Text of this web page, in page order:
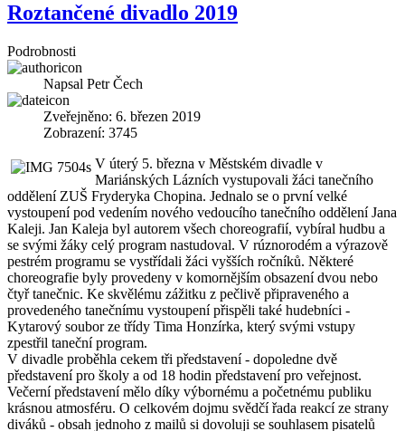
Roztančené divadlo 2019
Podrobnosti
Napsal Petr Čech
Zveřejněno: 6. březen 2019
Zobrazení: 3745
V úterý 5. března v Městském divadle v
Mariánských Lázních vystupovali žáci tanečního
oddělení ZUŠ Fryderyka Chopina. Jednalo se o první velké
vystoupení pod vedením nového vedoucího tanečního oddělení Jana
Kaleji. Jan Kaleja byl autorem všech choreografií, vybíral hudbu a
se svými žáky celý program nastudoval. V rúznorodém a výrazově
pestrém programu se vystřídali žáci vyšších ročníků. Některé
choreografie byly provedeny v komornějším obsazení dvou nebo
čtyř tanečnic. Ke skvělému zážitku z pečlivě připraveného a
provedeného tanečnímu vystoupení přispěli také hudebníci -
Kytarový soubor ze třídy Tima Honzírka, který svými vstupy
zpestřil taneční program.
V divadle proběhla cekem tři představení - dopoledne dvě
představení pro školy a od 18 hodin představení pro veřejnost.
Večerní představení mělo díky výbornému a početnému publiku
krásnou atmosféru. O celkovém dojmu svědčí řada reakcí ze strany
diváků - obsah jednoho z mailů si dovoluji se souhlasem pisatelů